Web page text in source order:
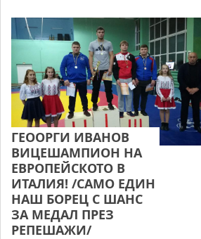
ГЕООРГИ ИВАНОВ
ВИЦЕШАМПИОН НА
ЕВРОПЕЙСКОТО В
ИТАЛИЯ! /САМО ЕДИН
НАШ БОРЕЦ С ШАНС
ЗА МЕДАЛ ПРЕЗ
РЕПЕШАЖИ/